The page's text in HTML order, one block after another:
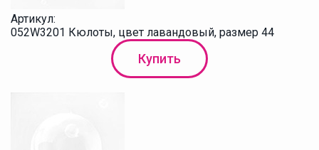
Артикул:
052W3201 Кюлоты, цвет лавандовый, размер 44
Купить